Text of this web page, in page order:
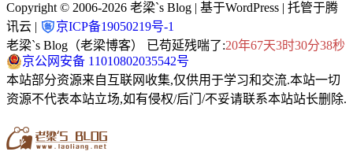
Copyright © 2006-2026 老梁`s Blog | 基于WordPress | 托管于腾
讯云 |
京ICP备19050219号-1
老梁`s Blog（老梁博客） 已苟延残喘了:20年67天3时30分39秒
京公网安备 11010802035542号
本站部分资源来自互联网收集,仅供用于学习和交流.本站一切
资源不代表本站立场,如有侵权/后门/不妥请联系本站站长删除.